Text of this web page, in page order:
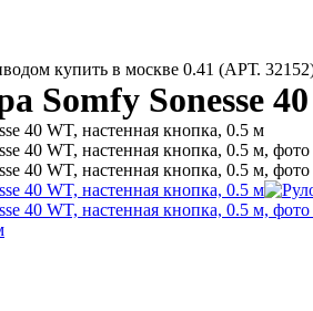
купить в москве 0.41 (АРТ.
Somfy Sonesse